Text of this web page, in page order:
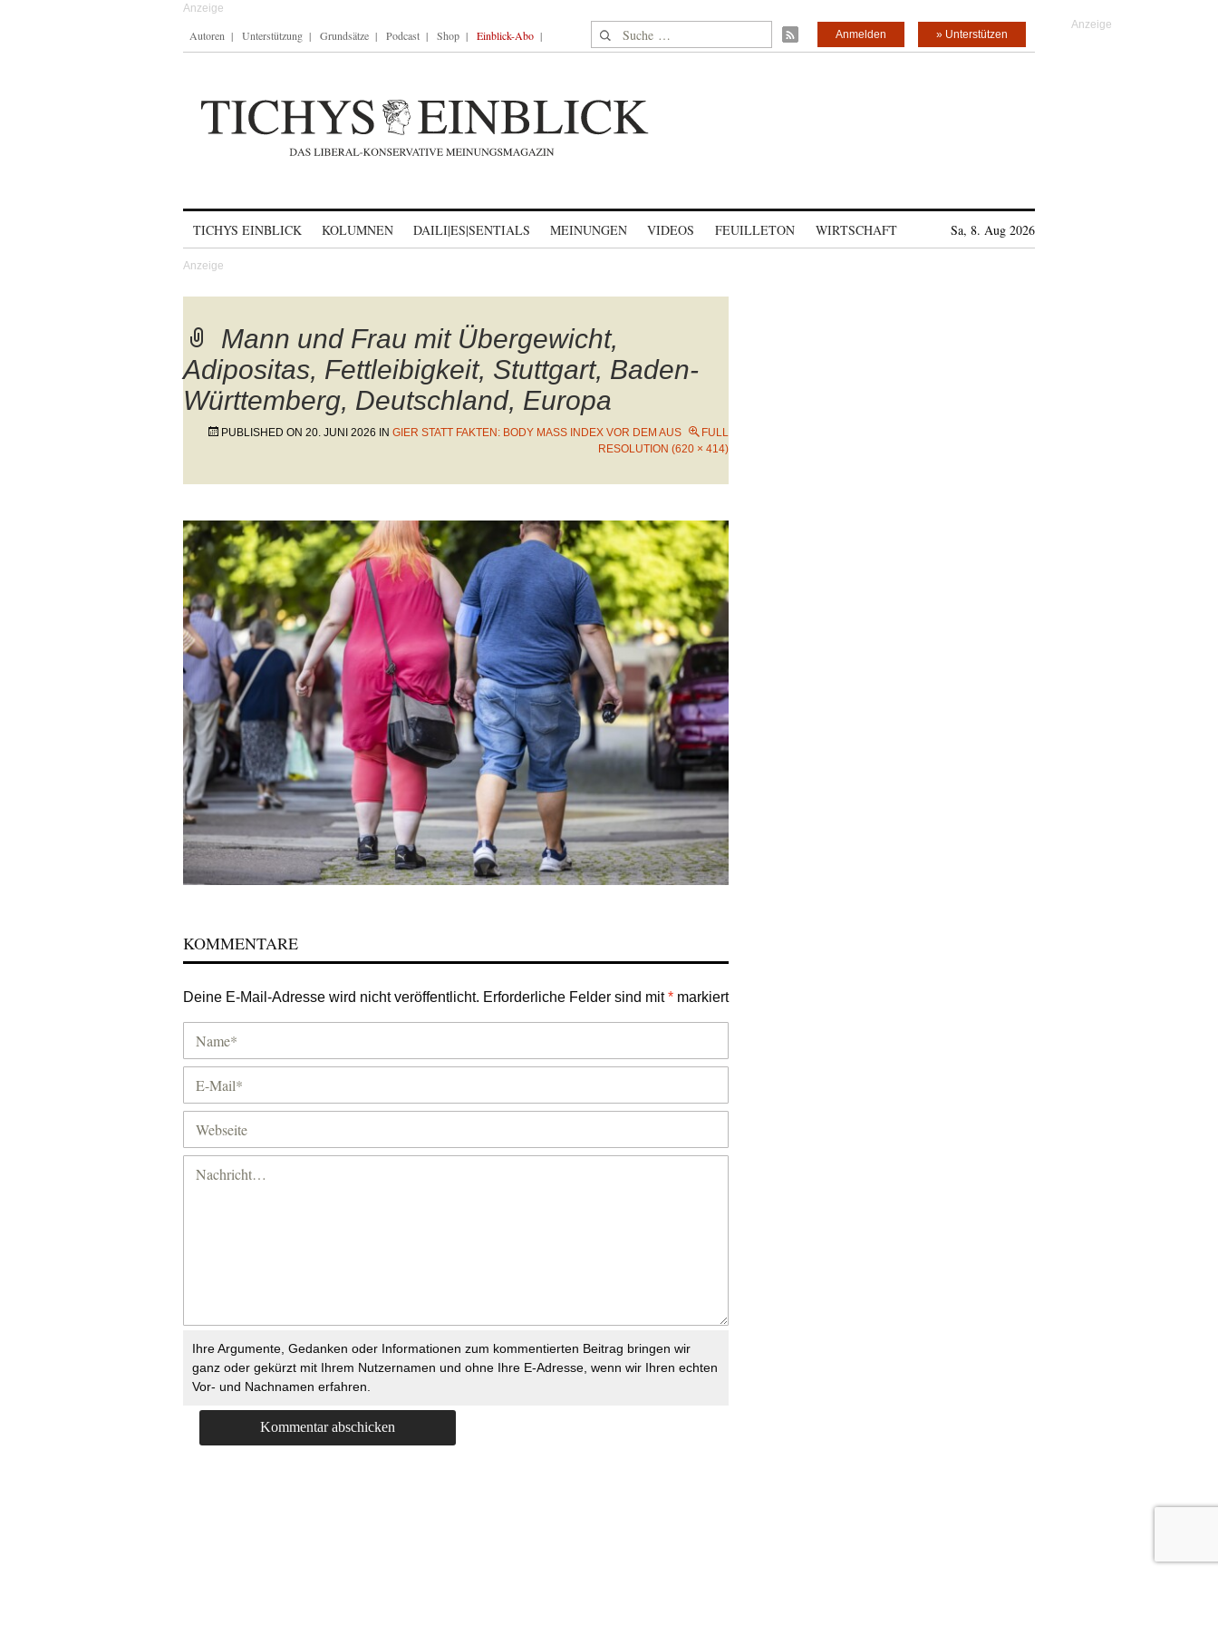
Autoren Unterstützung Grundsätze Podcast Shop Einblick-Abo Suche nach: » Unterstützen
Anmelden
TICHYS EINBLICK KOLUMNEN DAILI|ES|SENTIALS MEINUNGEN VIDEOS FEUILLETON WIRTSCHAFT Sa, 8. Aug 2026
Mann und Frau mit Übergewicht,
Adipositas, Fettleibigkeit, Stuttgart, Baden-
Württemberg, Deutschland, Europa
PUBLISHED ON 20. JUNI 2026 IN GIER STATT FAKTEN: BODY MASS INDEX VOR DEM AUS
FULL
RESOLUTION (620 × 414)
KOMMENTARE
Deine E-Mail-Adresse wird nicht veröffentlicht. Erforderliche Felder sind mit* markiert
Ihre Argumente, Gedanken oder Informationen zum kommentierten Beitrag bringen wir
ganz oder gekürzt mit Ihrem Nutzernamen und ohne Ihre E-Adresse, wenn wir Ihren echten
Vor- und Nachnamen erfahren.